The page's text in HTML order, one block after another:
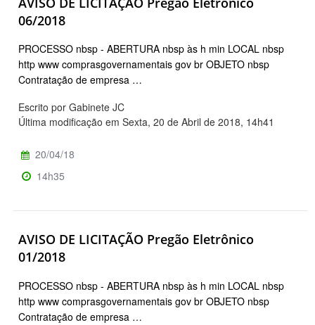
06/2018
PROCESSO nbsp - ABERTURA nbsp às h min LOCAL nbsp
http www comprasgovernamentais gov br OBJETO nbsp
Contratação de empresa …
Escrito por Gabinete JC
Última modificação em Sexta, 20 de Abril de 2018, 14h41
20/04/18
14h35
AVISO DE LICITAÇÃO Pregão Eletrônico
01/2018
PROCESSO nbsp - ABERTURA nbsp às h min LOCAL nbsp
http www comprasgovernamentais gov br OBJETO nbsp
Contratação de empresa …